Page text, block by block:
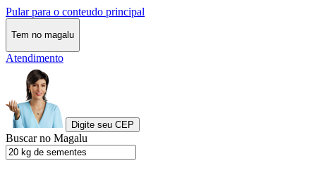
Pular para o conteudo principal
Tem no magalu
Atendimento
Digite seu CEP
Buscar no Magalu